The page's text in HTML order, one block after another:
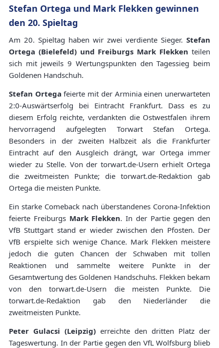
Stefan Ortega und Mark Flekken gewinnen
den 20. Spieltag
Am 20. Spieltag haben wir zwei verdiente Sieger. Stefan
Ortega (Bielefeld) und Freiburgs Mark Flekken teilen
sich mit jeweils 9 Wertungspunkten den Tagessieg beim
Goldenen Handschuh.
Stefan Ortega feierte mit der Arminia einen unerwarteten
2:0-Auswärtserfolg bei Eintracht Frankfurt. Dass es zu
diesem Erfolg reichte, verdankten die Ostwestfalen ihrem
hervorragend aufgelegten Torwart Stefan Ortega.
Besonders in der zweiten Halbzeit als die Frankfurter
Eintracht auf den Ausgleich drängt, war Ortega immer
wieder zu Stelle. Von der torwart.de-Usern erhielt Ortega
die zweitmeisten Punkte; die torwart.de-Redaktion gab
Ortega die meisten Punkte.
Ein starke Comeback nach überstandenes Corona-Infektion
feierte Freiburgs Mark Flekken. In der Partie gegen den
VfB Stuttgart stand er wieder zwischen den Pfosten. Der
VfB erspielte sich wenige Chance. Mark Flekken meistere
jedoch die guten Chancen der Schwaben mit tollen
Reaktionen und sammelte weitere Punkte in der
Gesamtwertung des Goldenen Handschuhs. Flekken bekam
von den torwart.de-Usern die meisten Punkte. Die
torwart.de-Redaktion gab den Niederländer die
zweitmeisten Punkte.
Peter Gulacsi (Leipzig) erreichte den dritten Platz der
Tageswertung. In der Partie gegen den VfL Wolfsburg blieb